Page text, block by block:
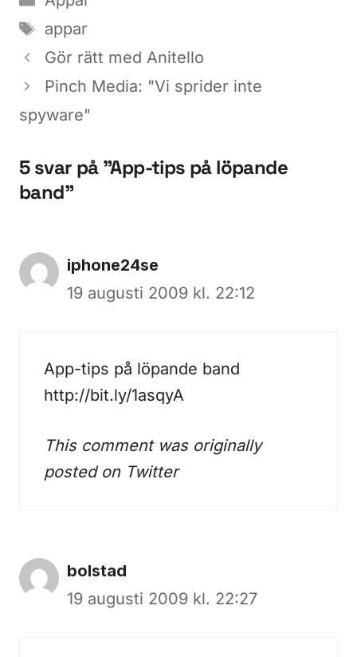
Etiketter
appar
Gör rätt med Anitello
Pinch Media: "Vi sprider inte
spyware"
5 svar på ”App-tips på löpande
band”
iphone24se
19 augusti 2009 kl. 22:12
App-tips på löpande band
http://bit.ly/1asqyA
This comment was originally
posted on Twitter
bolstad
19 augusti 2009 kl. 22:27